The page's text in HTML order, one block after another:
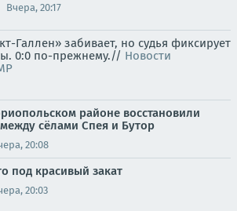
Вчера, 20:17
Галлен» забивает, но судья фиксирует
0:0 по-прежнему.// Новости
районе восстановили
сёлами Спея и Бутор
20:08
под красивый закат
20:03